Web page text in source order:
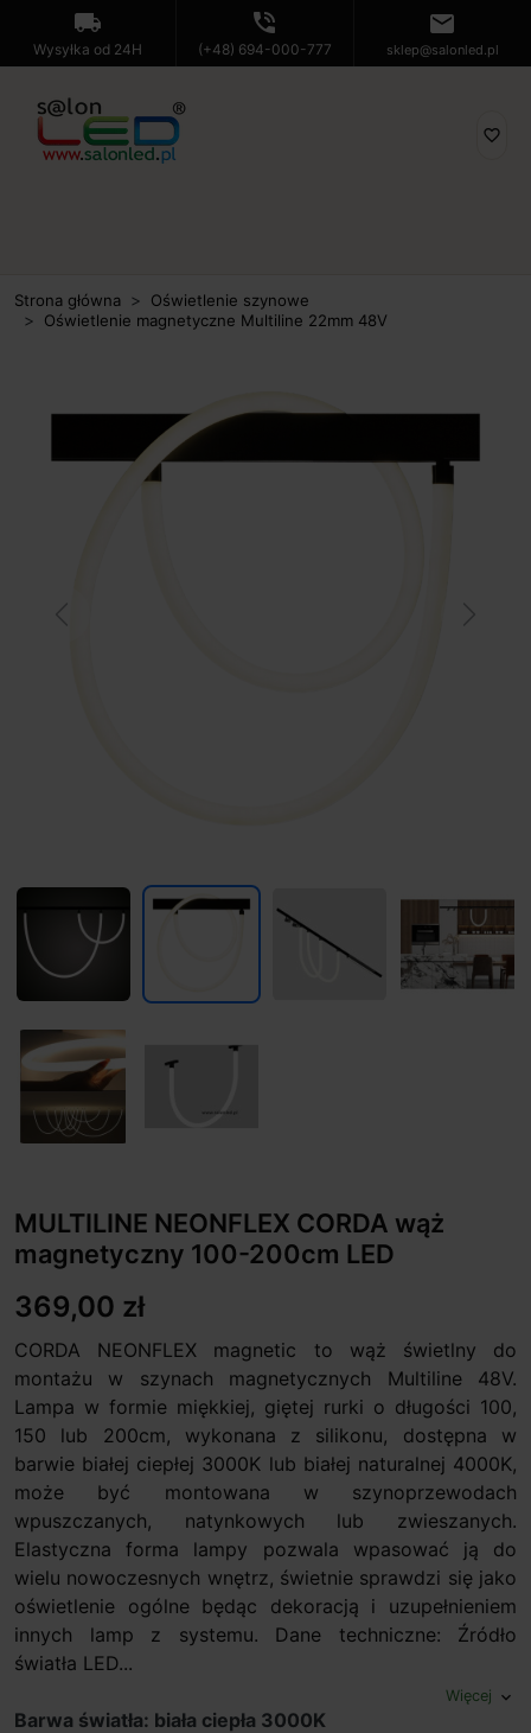
local_shipping
Wysyłka od 24H
phone_in_talk
(+48) 694-000-777
mail
sklep@salonled.pl
favorite_border
Strona główna
Oświetlenie szynowe
Oświetlenie magnetyczne Multiline 22mm 48V
MULTILINE NEONFLEX CORDA wąż
magnetyczny 100-200cm LED
369,00 zł
CORDA NEONFLEX magnetic to wąż świetlny do
montażu w szynach magnetycznych Multiline 48V.
Lampa w formie miękkiej, giętej rurki o długości 100,
150 lub 200cm, wykonana z silikonu, dostępna w
barwie białej ciepłej 3000K lub białej naturalnej 4000K,
może być montowana w szynoprzewodach
wpuszczanych, natynkowych lub zwieszanych.
Elastyczna forma lampy pozwala wpasować ją do
wielu nowoczesnych wnętrz, świetnie sprawdzi się jako
oświetlenie ogólne będąc dekoracją i uzupełnieniem
innych lamp z systemu. Dane techniczne: Źródło
światła LED...
Więcej expand_more
Barwa światła: biała ciepła 3000K